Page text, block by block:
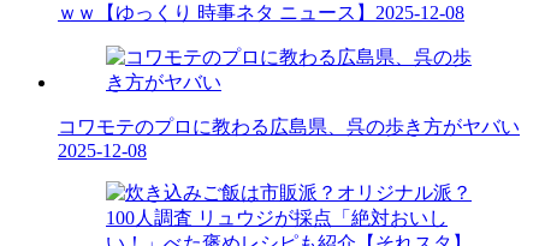
ｗｗ【ゆっくり 時事ネタ ニュース】 2025-12-08
コワモテのプロに教わる広島県、呉の歩き方がヤバい
2025-12-08